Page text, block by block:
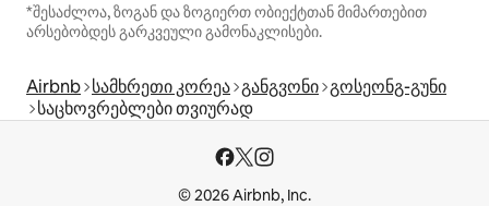
*შესაძლოა, ზოგან და ზოგიერთ ობიექტთან მიმართებით
არსებობდეს გარკვეული გამონაკლისები.
Airbnb სამხრეთი კორეა განგვონი გოსეონგ-გუნი
საცხოვრებლები თვიურად
© 2026 Airbnb, Inc.